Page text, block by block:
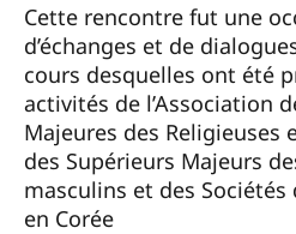
Cette rencontre fut une
d’échanges et de
cours desquelles ont été
activités de l’Association
Majeures des Religieuses
des Supérieurs Majeurs
masculins et des
en Corée